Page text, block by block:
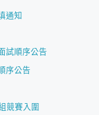
通知
試順序公告
序公告
競賽入圍